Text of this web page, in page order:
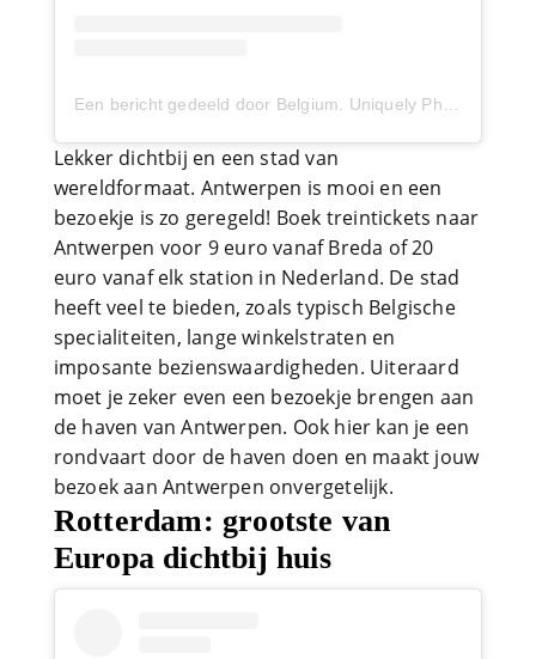
Lekker dichtbij en een stad van
wereldformaat. Antwerpen is mooi en een
bezoekje is zo geregeld! Boek treintickets naar
Antwerpen voor 9 euro vanaf Breda of 20
euro vanaf elk station in Nederland. De stad
heeft veel te bieden, zoals typisch Belgische
specialiteiten, lange winkelstraten en
imposante bezienswaardigheden. Uiteraard
moet je zeker even een bezoekje brengen aan
de haven van Antwerpen. Ook hier kan je een
rondvaart door de haven doen en maakt jouw
bezoek aan Antwerpen onvergetelijk.
Rotterdam: grootste van
Europa dichtbij huis